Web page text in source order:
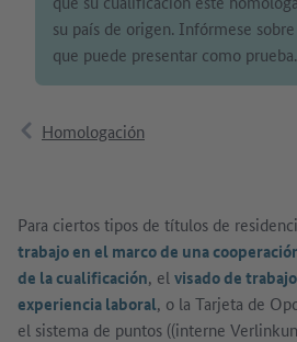
su país de origen. Infórmese
que puede presentar como prueba.
Homologación
Para ciertos tipos de títulos de
trabajo en el marco de una
de la cualificación, el visado de
experiencia laboral, o la Tarjeta de
el sistema de puntos ((interne